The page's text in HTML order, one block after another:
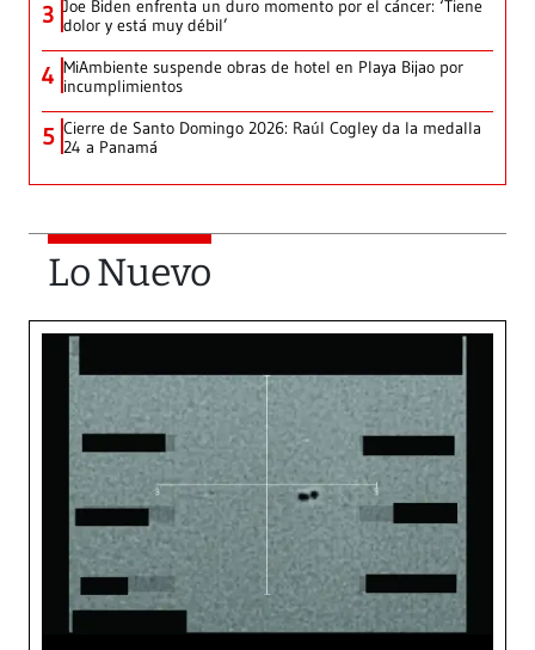
3 Joe Biden enfrenta un duro momento por el cáncer: ‘Tiene
dolor y está muy débil’
4 MiAmbiente suspende obras de hotel en Playa Bijao por
incumplimientos
5 Cierre de Santo Domingo 2026: Raúl Cogley da la medalla
24 a Panamá
Lo Nuevo